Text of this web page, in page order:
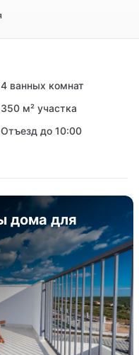
4 ванных комнат
350 м² участка
Отъезд до 10:00
дома для